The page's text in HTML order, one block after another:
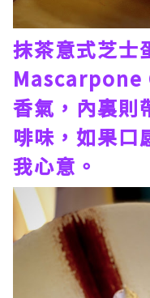
抹茶意式芝士
Mascarpone
香氣，內裏則
啡味，如果口
我心意。